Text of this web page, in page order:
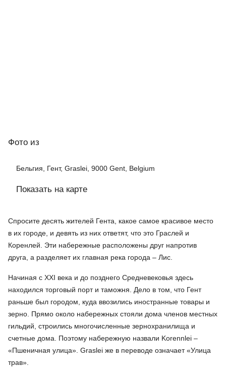
Фото из
Бельгия, Гент, Graslei, 9000 Gent, Belgium
Показать на карте
Спросите десять жителей Гента, какое самое красивое место
в их городе, и девять из них ответят, что это Граслей и
Коренлей. Эти набережные расположены друг напротив
друга, а разделяет их главная река города – Лис.
Начиная с XXI века и до позднего Средневековья здесь
находился торговый порт и таможня. Дело в том, что Гент
раньше был городом, куда ввозились иностранные товары и
зерно. Прямо около набережных стояли дома членов местных
гильдий, строились многочисленные зернохранилища и
счетные дома. Поэтому набережную назвали Korennlei –
«Пшеничная улица». Graslei же в переводе означает «Улица
трав».